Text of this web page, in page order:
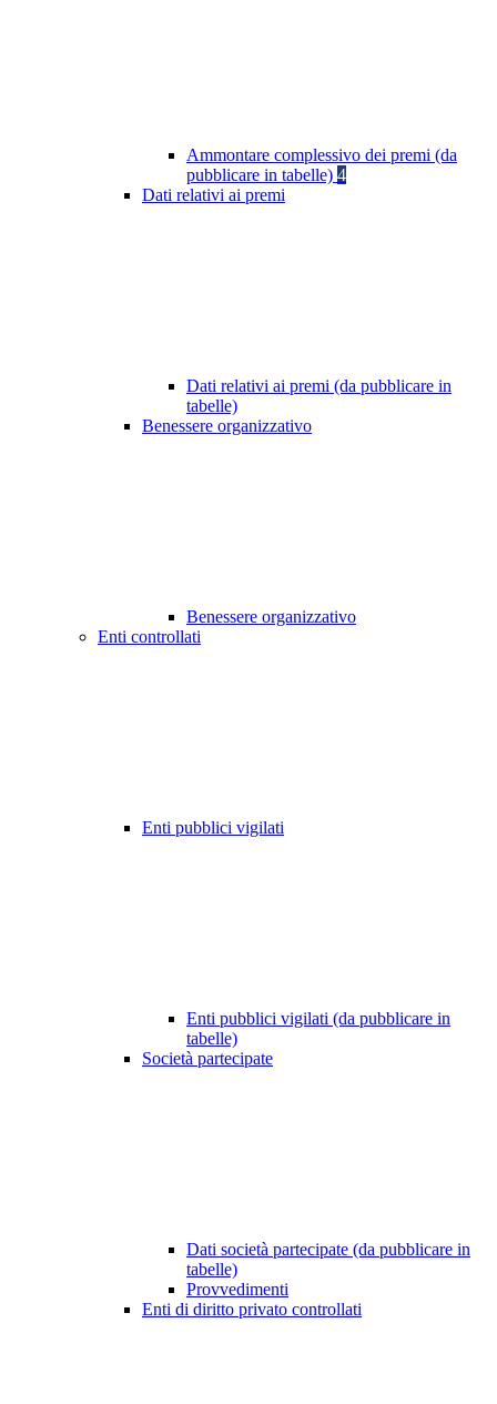
Ammontare complessivo dei premi (da
pubblicare in tabelle) 4
Dati relativi ai premi
Dati relativi ai premi (da pubblicare in
tabelle)
Benessere organizzativo
Benessere organizzativo
Enti controllati
Enti pubblici vigilati
Enti pubblici vigilati (da pubblicare in
tabelle)
Società partecipate
Dati società partecipate (da pubblicare in
tabelle)
Provvedimenti
Enti di diritto privato controllati